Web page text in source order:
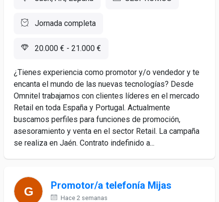
Jornada completa
20.000 € - 21.000 €
¿Tienes experiencia como promotor y/o vendedor y te
encanta el mundo de las nuevas tecnologías? Desde
Omnitel trabajamos con clientes líderes en el mercado
Retail en toda España y Portugal. Actualmente
buscamos perfiles para funciones de promoción,
asesoramiento y venta en el sector Retail. La campaña
se realiza en Jaén. Contrato indefinido a...
Promotor/a telefonía Mijas
Hace 2 semanas